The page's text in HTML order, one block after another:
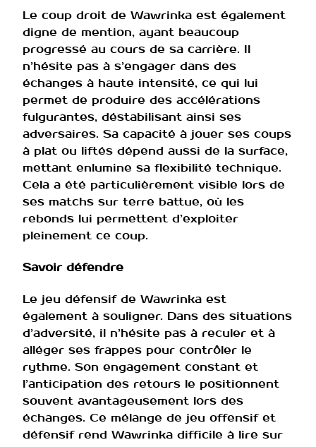
Le coup droit de Wawrinka est également
digne de mention, ayant beaucoup
progressé au cours de sa carrière. Il
n’hésite pas à s’engager dans des
échanges à haute intensité, ce qui lui
permet de produire des accélérations
fulgurantes, déstabilisant ainsi ses
adversaires. Sa capacité à jouer ses coups
à plat ou liftés dépend aussi de la surface,
mettant enlumine sa flexibilité technique.
Cela a été particulièrement visible lors de
ses matchs sur terre battue, où les
rebonds lui permettent d’exploiter
pleinement ce coup.
Savoir défendre
Le jeu défensif de Wawrinka est
également à souligner. Dans des situations
d’adversité, il n’hésite pas à reculer et à
alléger ses frappes pour contrôler le
rythme. Son engagement constant et
l’anticipation des retours le positionnent
souvent avantageusement lors des
échanges. Ce mélange de jeu offensif et
défensif rend Wawrinka difficile à lire sur